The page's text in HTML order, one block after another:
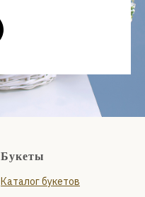
Букеты
Каталог букетов